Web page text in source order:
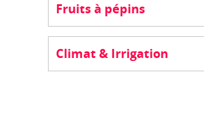
Fruits à pépins
Climat & Irrigation